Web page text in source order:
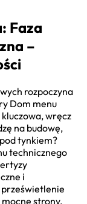
Faza
–
rozpoczyna
Dom menu
wręcz
na budowę,
tynkiem?
technicznego
i
mocne strony,